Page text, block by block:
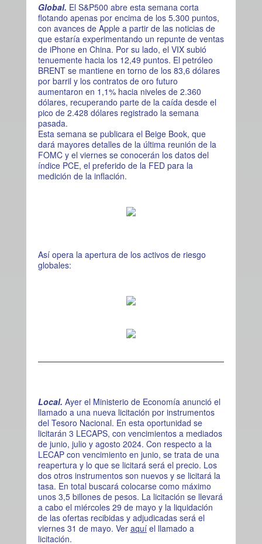
Global. El S&P500 abre esta semana corta
flotando apenas por encima de los 5.300 puntos,
con avances de Apple a partir de las noticias de
que estaría experimentando un repunte de ventas
de iPhone en China. Por su lado, el VIX subió
tenuemente hacia los 12,49 puntos. El petróleo
BRENT se mantiene en torno de los 83,6 dólares
por barril y los contratos de oro futuro
aumentaron en 1,1% hacia niveles de 2.360
dólares, recuperando parte de la caída desde el
pico de 2.428 dólares registrado la semana
pasada.
Esta semana se publicara el Beige Book, que
dará mayores detalles de la última reunión de la
FOMC y el viernes se conocerán los datos del
índice PCE, el preferido de la FED para la
medición de la inflación.
Así opera la apertura de los activos de riesgo
globales:
Local. Ayer el Ministerio de Economía anunció el
llamado a una nueva licitación por instrumentos
del Tesoro Nacional. En esta oportunidad se
licitarán 3 LECAPS, con vencimientos a mediados
de junio, julio y agosto 2024. Con respecto a la
LECAP con vencimiento en junio, se trata de una
reapertura y lo que se licitará será el precio. Los
dos otros instrumentos son nuevos y se licitará la
tasa. En total buscará colocarse como máximo
unos 3,5 billones de pesos. La licitación se llevará
a cabo el miércoles 29 de mayo y la liquidación
de las ofertas recibidas y adjudicadas será el
viernes 31 de mayo. Ver aquíel llamado a
licitación.